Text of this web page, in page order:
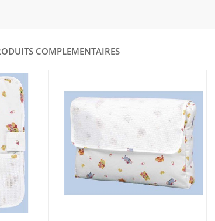
COMPLEMENTAIRES